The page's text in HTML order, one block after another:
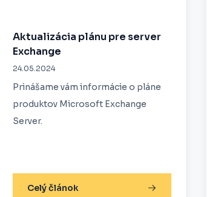
Aktualizácia plánu pre server
Exchange
24.05.2024
Prinášame vám informácie o pláne
produktov Microsoft Exchange
Server.
Celý článok